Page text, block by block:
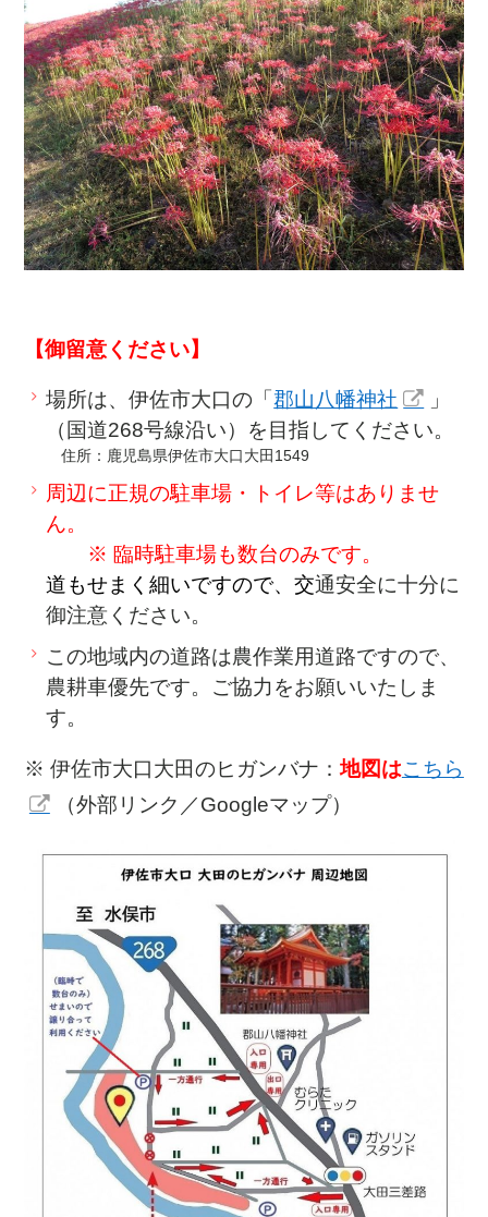
【御留意ください】
場所は、伊佐市大口の「郡山八幡神社
」
（国道268号線沿い）を目指してください。
住所： 鹿児島県伊佐市大口大田1549
周辺に正規の駐車場・トイレ等はありませ
ん。
※ 臨時駐車場も数台のみです。
道もせまく細いですので、交通安全に十分に
御注意ください。
この地域内の道路は農作業用道路ですので、
農耕車優先です。ご協力をお願いいたしま
す。
※ 伊佐市大口大田のヒガンバナ：地図はこちら
（外部リンク／Googleマップ）